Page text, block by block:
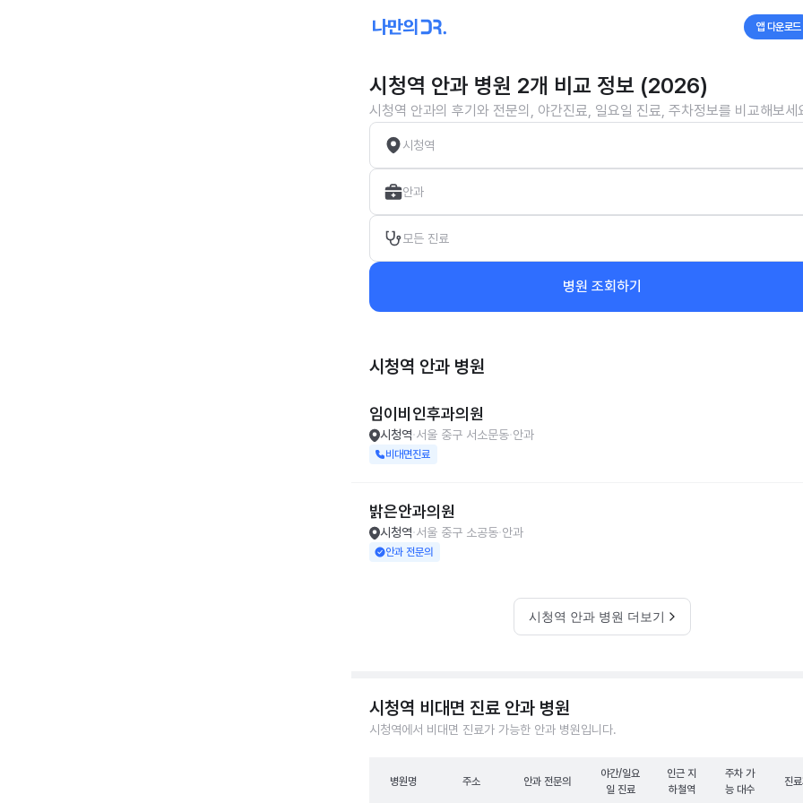
앱 다운로드
시청역 안과 병원 2개 비교 정보 (2026)
시청역 안과의 후기와 전문의, 야간진료, 일요일 진료, 주차정보를 비교해보세
시청역
안과
모든 진료
병원 조회하기
시청역 안과 병원
임이비인후과의원
시청역 서울 중구 서소문동 안과
비대면진료
밝은안과의원
시청역 서울 중구 소공동 안과
안과 전문의
시청역 안과 병원 더보기
시청역 비대면 진료 안과 병원
시청역에서 비대면 진료가 가능한 안과 병원입니다.
병원명 주소 안과 전문의
야간/일요
일 진료
인근 지
하철역
주차 가
능 대수
진